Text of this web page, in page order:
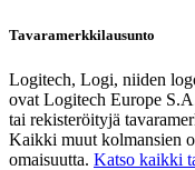
Tavaramerkkilausunto
Logitech, Logi, niiden
ovat Logitech Europe
tai rekisteröityjä
Kaikki muut kolmansien
omaisuutta. Katso kaikki